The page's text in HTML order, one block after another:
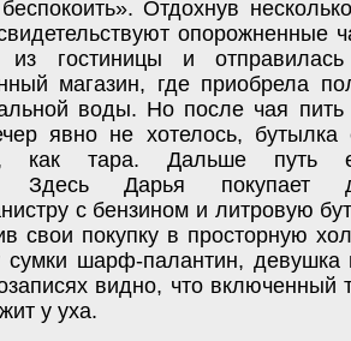
Отдохнув
опорожненные
гостиницы и
магазин, где приобрела
воды. Но после чая пить
явно не хотелось,
как тара. Дальше
Здесь Дарья покупает
с бензином и литровую
свои покупку в просторную
сумки шарф-палантин, девушка
видно, что включенный
у уха.